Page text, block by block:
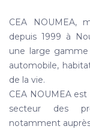
CEA NOUMEA,
depuis 1999 à
une large gamme
automobile,
de la vie.
CEA NOUMEA
secteur des
notamment